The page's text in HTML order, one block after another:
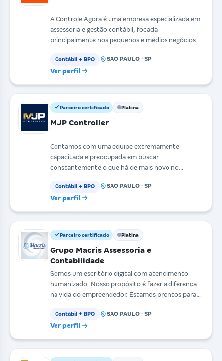
A Controle Agora é uma empresa especializada em
assessoria e gestão contábil, focada
principalmente nos pequenos e médios negócios.
Contábil + BPO SAO PAULO · SP
Ver perfil
Parceiro certificado Platina
MJP Controller
Contamos com uma equipe extremamente
capacitada e preocupada em buscar
constantemente o que há de mais novo no
Contábil + BPO SAO PAULO · SP
Ver perfil
Parceiro certificado Platina
Grupo Macris Assessoria e
Contabilidade
Somos um escritório digital com atendimento
humanizado. Nosso propósito é fazer a diferença
na vida do empreendedor. Estamos prontos para
Contábil + BPO SAO PAULO · SP
Ver perfil